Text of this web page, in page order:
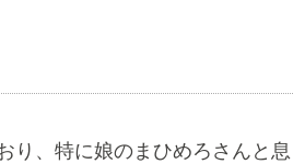
り、特に娘のまひめろさんと息